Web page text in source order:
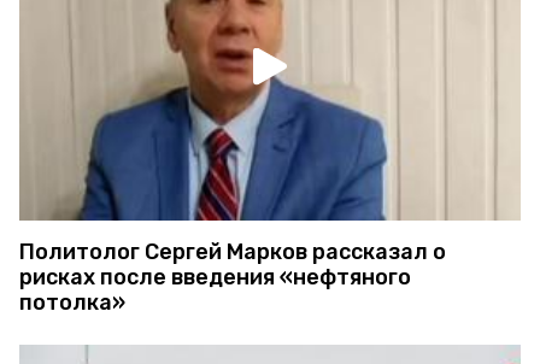
Политолог Сергей Марков рассказал о
рисках после введения «нефтяного
потолка»